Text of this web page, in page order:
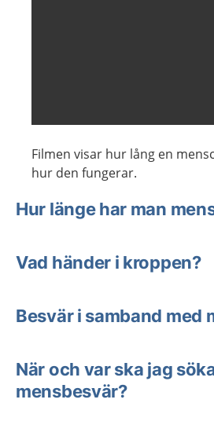
Filmen visar hur lång en
hur den fungerar.
Hur länge har man
Vad händer i kroppen?
Besvär i samband med
När och var ska jag
mensbesvär?